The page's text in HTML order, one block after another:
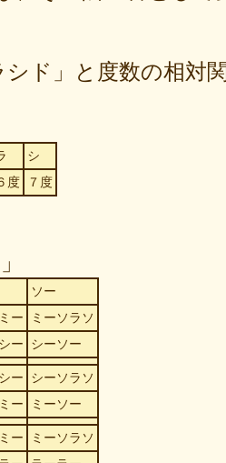
シド」と度数の相対
シ
度 ７度
ソー
ー
ミーソラソ
ー シーソー
ー
シーソラソ
ー ミーソー
ー
ミーソラソ